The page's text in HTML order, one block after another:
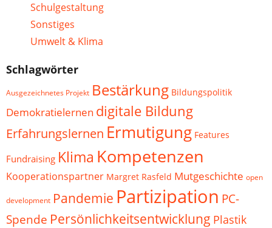
Schulgestaltung
Sonstiges
Umwelt & Klima
Schlagwörter
Ausgezeichnetes Projekt Bestärkung Bildungspolitik
Demokratielernen digitale Bildung
Erfahrungslernen Ermutigung Features
Fundraising Klima Kompetenzen
Kooperationspartner Margret Rasfeld Mutgeschichte open
development Pandemie Partizipation PC-
Spende Persönlichkeitsentwicklung Plastik